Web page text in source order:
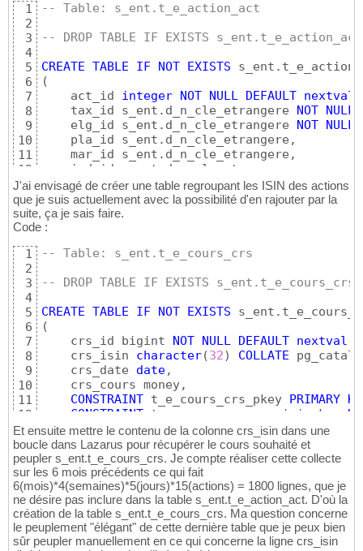
1
2
3
4
5
6
7
8
9
10
11
12
13
14
15
16
17
18
19
20
21
22
23
-- Table: s_ent.t_e_action_act
-- DROP TABLE IF EXISTS
CREATE TABLE IF NOT
EXISTS
(
    act_id
integer NOT NULL DEFAULT nextval
    tax_id s_ent.d_n_cle_etrangere
NOT NULL
    elg_id s_ent.d_n_cle_etrangere
NOT NULL
    pla_id s_ent.d_n_cle_etrangere,
    mar_id s_ent.d_n_cle_etrangere,
    ind_id s_ent.d_n_cle_etrangere,
    srd_id s_ent.d_n_cle_etrangere,
    act_valeur s_ent.d_a_texte_64
COLLATE
    act_isin s_ent.d_a_texte_32
    act_suivi
)
TABLESPACE pg_default;
ALTER
TABLE IF EXISTS s_ent.t_e_action_act
J'ai envisagé de créer une table regroupant les ISIN des actions
que je suis actuellement avec la possibilité d'en rajouter par la
suite, ça je sais faire.
Code :
1
2
3
4
5
6
7
8
9
10
11
12
13
14
15
16
17
18
-- Table: s_ent.t_e_cours_crs
-- DROP TABLE IF EXISTS s_ent.t_e_cours_crs;
CREATE TABLE IF NOT
EXISTS
(
    crs_id bigint
NOT NULL DEFAULT nextval
    crs_isin
character(32) COLLATE
    crs_date
date,
    crs_cours money,
CONSTRAINT t_e_cours_crs_pkey PRIMARY
CONSTRAINT t_e_cours_crs_crs_isin_key
)
TABLESPACE pg_default;
ALTER TABLE IF EXISTS s_ent.t_e_cours_crs
OWNER to postgres;
Et ensuite mettre le contenu de la colonne crs_isin dans une
boucle dans Lazarus pour récupérer le cours souhaité et
peupler s_ent.t_e_cours_crs. Je compte réaliser cette collecte
sur les 6 mois précédents ce qui fait
6(mois)*4(semaines)*5(jours)*15(actions) = 1800 lignes, que je
ne désire pas inclure dans la table s_ent.t_e_action_act. D'où la
création de la table s_ent.t_e_cours_crs. Ma question concerne
le peuplement "élégant" de cette dernière table que je peux bien
sûr peupler manuellement en ce qui concerne la ligne crs_isin